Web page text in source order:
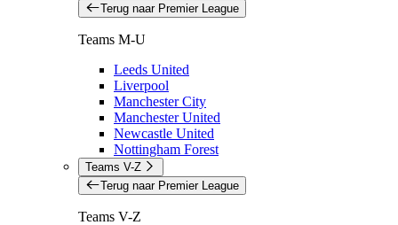
Terug naar Premier League
Teams M-U
Leeds United
Liverpool
Manchester City
Manchester United
Newcastle United
Nottingham Forest
Teams V-Z
Terug naar Premier League
Teams V-Z